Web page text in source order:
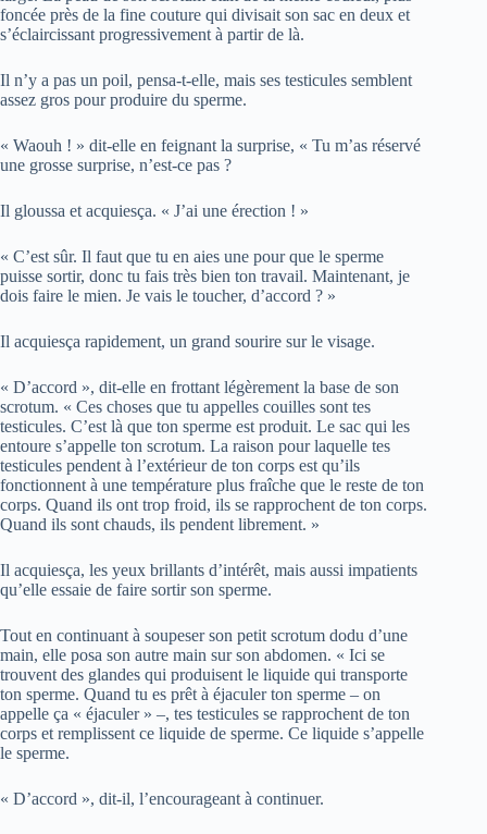
foncée près de la fine couture qui divisait son sac en deux et
s’éclaircissant progressivement à partir de là.
Il n’y a pas un poil, pensa-t-elle, mais ses testicules semblent
assez gros pour produire du sperme.
« Waouh ! » dit-elle en feignant la surprise, « Tu m’as réservé
une grosse surprise, n’est-ce pas ?
Il gloussa et acquiesça. « J’ai une érection ! »
« C’est sûr. Il faut que tu en aies une pour que le sperme
puisse sortir, donc tu fais très bien ton travail. Maintenant, je
dois faire le mien. Je vais le toucher, d’accord ? »
Il acquiesça rapidement, un grand sourire sur le visage.
« D’accord », dit-elle en frottant légèrement la base de son
scrotum. « Ces choses que tu appelles couilles sont tes
testicules. C’est là que ton sperme est produit. Le sac qui les
entoure s’appelle ton scrotum. La raison pour laquelle tes
testicules pendent à l’extérieur de ton corps est qu’ils
fonctionnent à une température plus fraîche que le reste de ton
corps. Quand ils ont trop froid, ils se rapprochent de ton corps.
Quand ils sont chauds, ils pendent librement. »
Il acquiesça, les yeux brillants d’intérêt, mais aussi impatients
qu’elle essaie de faire sortir son sperme.
Tout en continuant à soupeser son petit scrotum dodu d’une
main, elle posa son autre main sur son abdomen. « Ici se
trouvent des glandes qui produisent le liquide qui transporte
ton sperme. Quand tu es prêt à éjaculer ton sperme – on
appelle ça « éjaculer » –, tes testicules se rapprochent de ton
corps et remplissent ce liquide de sperme. Ce liquide s’appelle
le sperme.
« D’accord », dit-il, l’encourageant à continuer.